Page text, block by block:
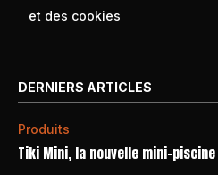
et des cookies
DERNIERS ARTICLES
Produits
Tiki Mini, la nouvelle mini-